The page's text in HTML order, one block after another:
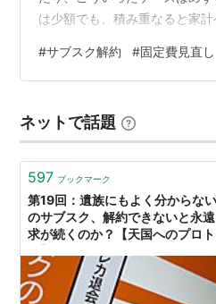
は少額でも、積み重なると家
す手順と、解約時の注意点をわ
この記事でわかること サブス
約時に注意したいポイント ク
期的に見直すことで、解約忘
識 サブスクリプション（サブ
#サブスク解約 #固定費見直し
ネットで話題
597 ブックマーク
第19回：遺族にもよく分からな
のサブスク、解約できないと永
求が続くのか？【天国へのプロト